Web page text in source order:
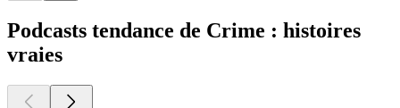
Podcasts tendance de Crime : histoires
vraies